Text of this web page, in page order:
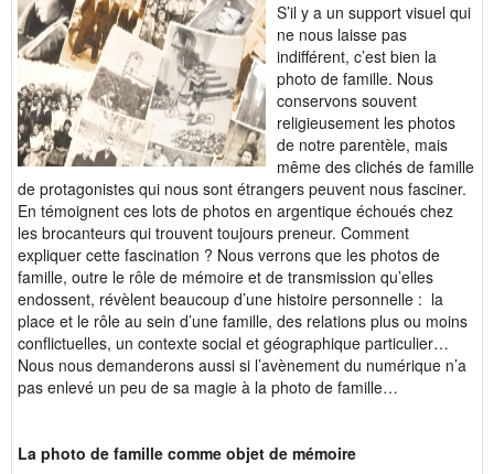
S’il y a un support visuel qui
ne nous laisse pas
indifférent, c’est bien la
photo de famille. Nous
conservons souvent
religieusement les photos
de notre parentèle, mais
même des clichés de famille
de protagonistes qui nous sont étrangers peuvent nous fasciner.
En témoignent ces lots de photos en argentique échoués chez
les brocanteurs qui trouvent toujours preneur. Comment
expliquer cette fascination ? Nous verrons que les photos de
famille, outre le rôle de mémoire et de transmission qu’elles
endossent, révèlent beaucoup d’une histoire personnelle : la
place et le rôle au sein d’une famille, des relations plus ou moins
conflictuelles, un contexte social et géographique particulier…
Nous nous demanderons aussi si l’avènement du numérique n’a
pas enlevé un peu de sa magie à la photo de famille…
La photo de famille comme objet de mémoire